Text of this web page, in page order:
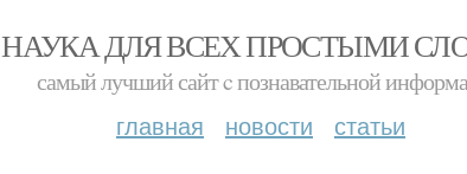
НАУКА ДЛЯ ВСЕХ ПРОСТЫМИ
самый лучший сайт c познавательной
главная новости статьи